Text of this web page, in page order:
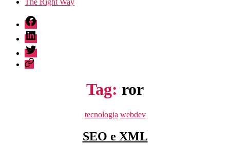
The Right Way
fb
linkedin
twitter
sessionize
Tag: ror
Categorie
tecnologia webdev
SEO e XML